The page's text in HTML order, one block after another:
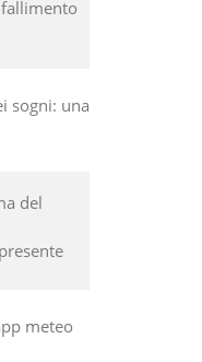
sogni: una
del
meteo